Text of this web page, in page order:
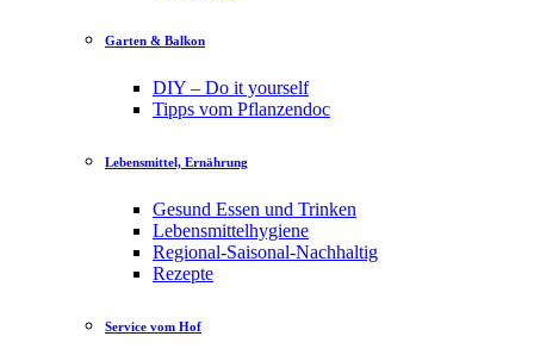
Garten & Balkon
DIY – Do it yourself
Tipps vom Pflanzendoc
Lebensmittel, Ernährung
Gesund Essen und Trinken
Lebensmittelhygiene
Regional-Saisonal-Nachhaltig
Rezepte
Service vom Hof